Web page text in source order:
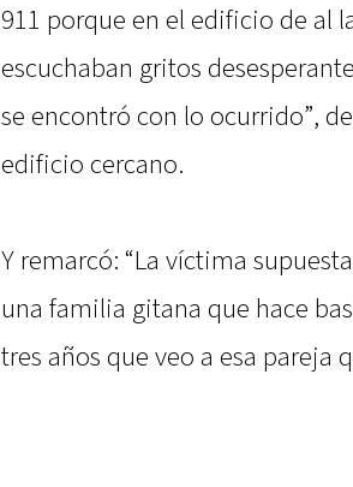
911 porque en el edificio de al
escuchaban gritos
se encontró con lo ocurrido”,
edificio cercano.
Y remarcó: “La víctima
una familia gitana que hace
tres años que veo a esa pareja